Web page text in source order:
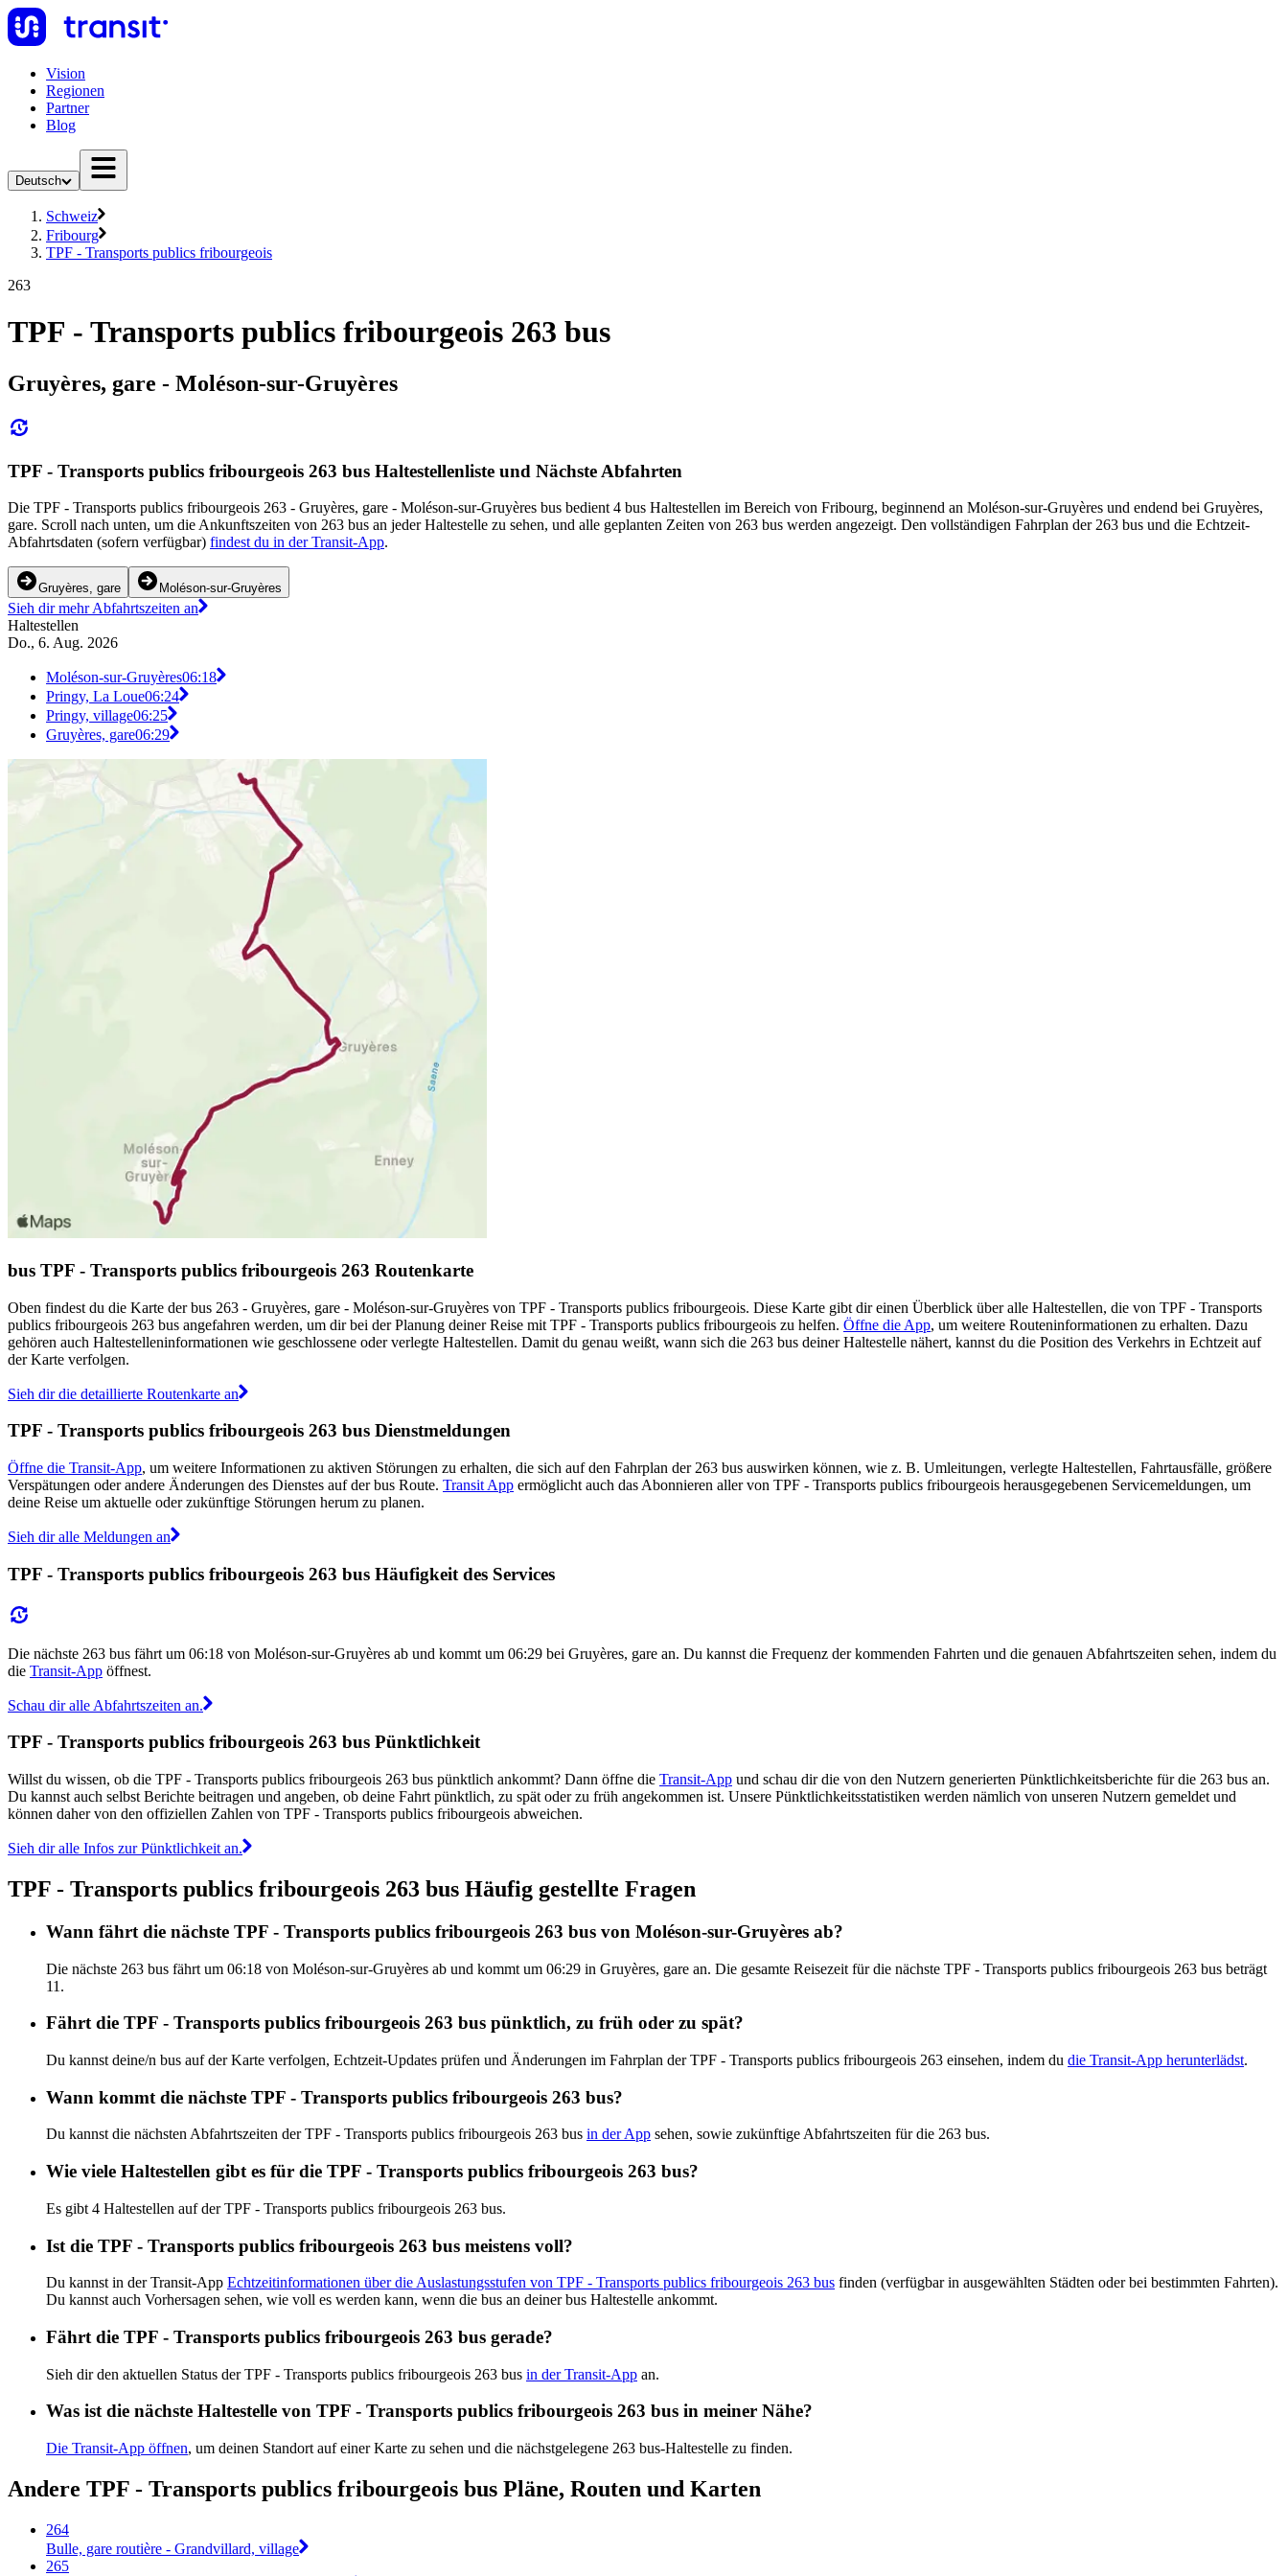
Vision
Regionen
Partner
Blog
Deutsch
Schweiz
Fribourg
TPF - Transports publics fribourgeois
263
TPF - Transports publics fribourgeois 263 bus
Gruyères, gare - Moléson-sur-Gruyères
TPF - Transports publics fribourgeois 263 bus Haltestellenliste und Nächste Abfahrten
Die TPF - Transports publics fribourgeois 263 - Gruyères, gare - Moléson-sur-Gruyères bus bedient 4 bus Haltestellen im Bereich von Fribourg, beginnend an Moléson-sur-Gruyères und endend bei Gruyères,
gare. Scroll nach unten, um die Ankunftszeiten von 263 bus an jeder Haltestelle zu sehen, und alle geplanten Zeiten von 263 bus werden angezeigt. Den vollständigen Fahrplan der 263 bus und die Echtzeit-
Abfahrtsdaten (sofern verfügbar) findest du in der Transit-App.
Gruyères, gare Moléson-sur-Gruyères
Sieh dir mehr Abfahrtszeiten an
Haltestellen
Do., 6. Aug. 2026
Moléson-sur-Gruyères06:18
Pringy, La Loue06:24
Pringy, village06:25
Gruyères, gare06:29
bus TPF - Transports publics fribourgeois 263 Routenkarte
Oben findest du die Karte der bus 263 - Gruyères, gare - Moléson-sur-Gruyères von TPF - Transports publics fribourgeois. Diese Karte gibt dir einen Überblick über alle Haltestellen, die von TPF - Transports
publics fribourgeois 263 bus angefahren werden, um dir bei der Planung deiner Reise mit TPF - Transports publics fribourgeois zu helfen. Öffne die App, um weitere Routeninformationen zu erhalten. Dazu
gehören auch Haltestelleninformationen wie geschlossene oder verlegte Haltestellen. Damit du genau weißt, wann sich die 263 bus deiner Haltestelle nähert, kannst du die Position des Verkehrs in Echtzeit auf
der Karte verfolgen.
Sieh dir die detaillierte Routenkarte an
TPF - Transports publics fribourgeois 263 bus Dienstmeldungen
Öffne die Transit-App, um weitere Informationen zu aktiven Störungen zu erhalten, die sich auf den Fahrplan der 263 bus auswirken können, wie z. B. Umleitungen, verlegte Haltestellen, Fahrtausfälle, größere
Verspätungen oder andere Änderungen des Dienstes auf der bus Route. Transit App ermöglicht auch das Abonnieren aller von TPF - Transports publics fribourgeois herausgegebenen Servicemeldungen, um
deine Reise um aktuelle oder zukünftige Störungen herum zu planen.
Sieh dir alle Meldungen an
TPF - Transports publics fribourgeois 263 bus Häufigkeit des Services
Die nächste 263 bus fährt um 06:18 von Moléson-sur-Gruyères ab und kommt um 06:29 bei Gruyères, gare an. Du kannst die Frequenz der kommenden Fahrten und die genauen Abfahrtszeiten sehen, indem du
die Transit-App öffnest.
Schau dir alle Abfahrtszeiten an.
TPF - Transports publics fribourgeois 263 bus Pünktlichkeit
Willst du wissen, ob die TPF - Transports publics fribourgeois 263 bus pünktlich ankommt? Dann öffne die Transit-App und schau dir die von den Nutzern generierten Pünktlichkeitsberichte für die 263 bus an.
Du kannst auch selbst Berichte beitragen und angeben, ob deine Fahrt pünktlich, zu spät oder zu früh angekommen ist. Unsere Pünktlichkeitsstatistiken werden nämlich von unseren Nutzern gemeldet und
können daher von den offiziellen Zahlen von TPF - Transports publics fribourgeois abweichen.
Sieh dir alle Infos zur Pünktlichkeit an.
TPF - Transports publics fribourgeois 263 bus Häufig gestellte Fragen
Wann fährt die nächste TPF - Transports publics fribourgeois 263 bus von Moléson-sur-Gruyères ab?
Die nächste 263 bus fährt um 06:18 von Moléson-sur-Gruyères ab und kommt um 06:29 in Gruyères, gare an. Die gesamte Reisezeit für die nächste TPF - Transports publics fribourgeois 263 bus beträgt
11.
Fährt die TPF - Transports publics fribourgeois 263 bus pünktlich, zu früh oder zu spät?
Du kannst deine/n bus auf der Karte verfolgen, Echtzeit-Updates prüfen und Änderungen im Fahrplan der TPF - Transports publics fribourgeois 263 einsehen, indem du die Transit-App herunterlädst.
Wann kommt die nächste TPF - Transports publics fribourgeois 263 bus?
Du kannst die nächsten Abfahrtszeiten der TPF - Transports publics fribourgeois 263 bus in der App sehen, sowie zukünftige Abfahrtszeiten für die 263 bus.
Wie viele Haltestellen gibt es für die TPF - Transports publics fribourgeois 263 bus?
Es gibt 4 Haltestellen auf der TPF - Transports publics fribourgeois 263 bus.
Ist die TPF - Transports publics fribourgeois 263 bus meistens voll?
Du kannst in der Transit-App Echtzeitinformationen über die Auslastungsstufen von TPF - Transports publics fribourgeois 263 bus finden (verfügbar in ausgewählten Städten oder bei bestimmten Fahrten).
Du kannst auch Vorhersagen sehen, wie voll es werden kann, wenn die bus an deiner bus Haltestelle ankommt.
Fährt die TPF - Transports publics fribourgeois 263 bus gerade?
Sieh dir den aktuellen Status der TPF - Transports publics fribourgeois 263 bus in der Transit-App an.
Was ist die nächste Haltestelle von TPF - Transports publics fribourgeois 263 bus in meiner Nähe?
Die Transit-App öffnen, um deinen Standort auf einer Karte zu sehen und die nächstgelegene 263 bus-Haltestelle zu finden.
Andere TPF - Transports publics fribourgeois bus Pläne, Routen und Karten
264
Bulle, gare routière - Grandvillard, village
265